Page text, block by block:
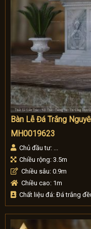
Bàn Lễ Đá Trắng
MH0019623
Chủ đầu tư: ...
Chiều rộng: 3.5m
Chiều sâu: 0.9m
Chiều cao: 1m
Chất liệu đá: Đá trắng